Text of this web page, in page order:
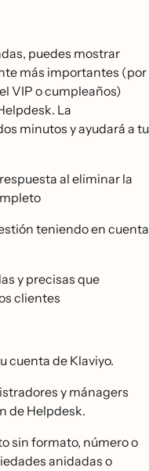
puedes mostrar
más importantes (por
VIP o cumpleaños)
La
minutos y ayudará a tu
al eliminar la
teniendo en cuenta
y precisas que
clientes
cuenta de Klaviyo.
y mánagers
de Helpdesk.
sin formato, número o
anidadas o